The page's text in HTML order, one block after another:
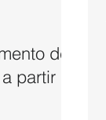
de
partir do